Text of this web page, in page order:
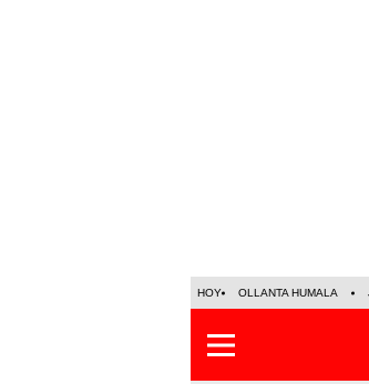
HOY OLLANTA HUMALA